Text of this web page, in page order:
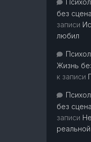
без
записи
любил
Жизнь
к записи
без
записи